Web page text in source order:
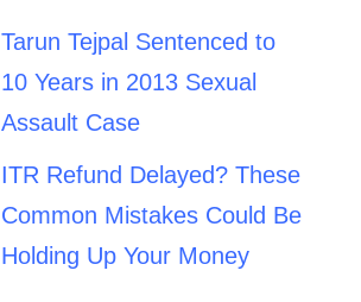
Tarun Tejpal Sentenced to
10 Years in 2013 Sexual
Assault Case
ITR Refund Delayed? These
Common Mistakes Could Be
Holding Up Your Money